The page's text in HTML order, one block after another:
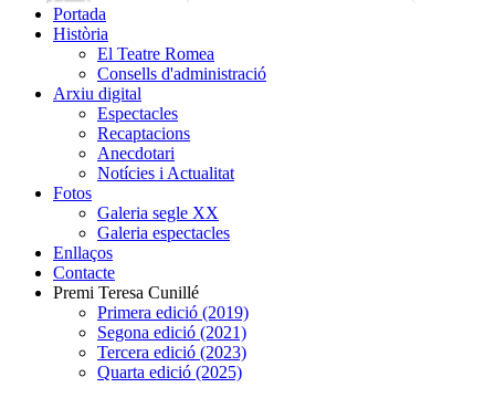
Portada
Història
El Teatre Romea
Consells d'administració
Arxiu digital
Espectacles
Recaptacions
Anecdotari
Notícies i Actualitat
Fotos
Galeria segle XX
Galeria espectacles
Enllaços
Contacte
Premi Teresa Cunillé
Primera edició (2019)
Segona edició (2021)
Tercera edició (2023)
Quarta edició (2025)